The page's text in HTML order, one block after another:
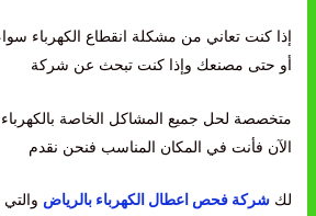
إذا كنت تعاني من مشكلة انقطاع الكهرباء
أو حتى مصنعك وإذا كنت تبحث عن شركة
متخصصة لحل جميع المشاكل الخاصة
الآن فأنت في المكان المناسب فنحن نقدم
لك شركة فحص اعطال الكهرباء بالرياض